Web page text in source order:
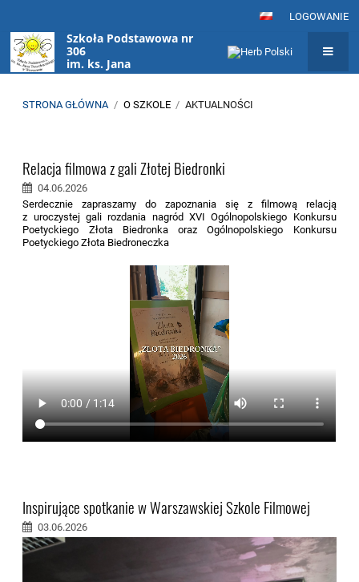
LOGOWANIE
Szkoła Podstawowa nr
306
im. ks. Jana
Twardowskiego
STRONA GŁÓWNA / O SZKOLE / AKTUALNOŚCI
Relacja filmowa z gali Złotej Biedronki
04.06.2026
Serdecznie zapraszamy do zapoznania się z filmową relacją
z uroczystej gali rozdania nagród XVI Ogólnopolskiego Konkursu
Poetyckiego Złota Biedronka oraz Ogólnopolskiego Konkursu
Poetyckiego Złota Biedroneczka
Inspirujące spotkanie w Warszawskiej Szkole Filmowej
03.06.2026